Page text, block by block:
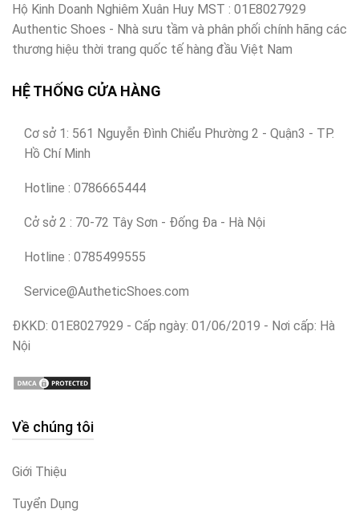
Hộ Kinh Doanh Nghiêm Xuân Huy MST : 01E8027929
Authentic Shoes - Nhà sưu tầm và phân phối chính hãng các
thương hiệu thời trang quốc tế hàng đầu Việt Nam
HỆ THỐNG CỬA HÀNG
Cơ sở 1: 561 Nguyễn Đình Chiểu Phường 2 - Quận3 - TP.
Hồ Chí Minh
Hotline : 0786665444
Cở sở 2 : 70-72 Tây Sơn - Đống Đa - Hà Nội
Hotline : 0785499555
Service@AutheticShoes.com
ĐKKD: 01E8027929 - Cấp ngày: 01/06/2019 - Nơi cấp: Hà
Nội
Về chúng tôi
Giới Thiệu
Tuyển Dụng